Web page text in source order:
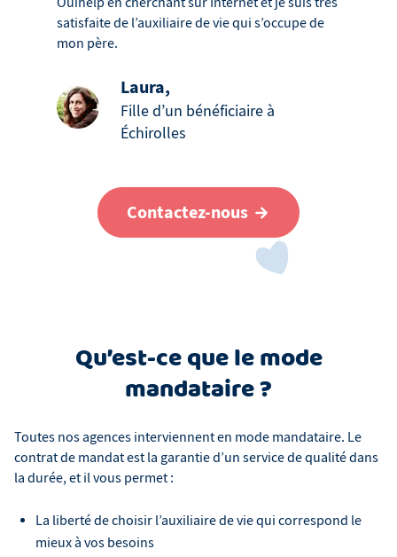
satisfaite de l’auxiliaire de vie qui s’occupe de
mon père.
Laura,
Fille d’un bénéficiaire à
Échirolles
Contactez-nous
Qu’est-ce que le mode
mandataire ?
Toutes nos agences interviennent en mode mandataire. Le
contrat de mandat est la garantie d’un service de qualité dans
la durée, et il vous permet :
La liberté de choisir l’auxiliaire de vie qui correspond le
mieux à vos besoins